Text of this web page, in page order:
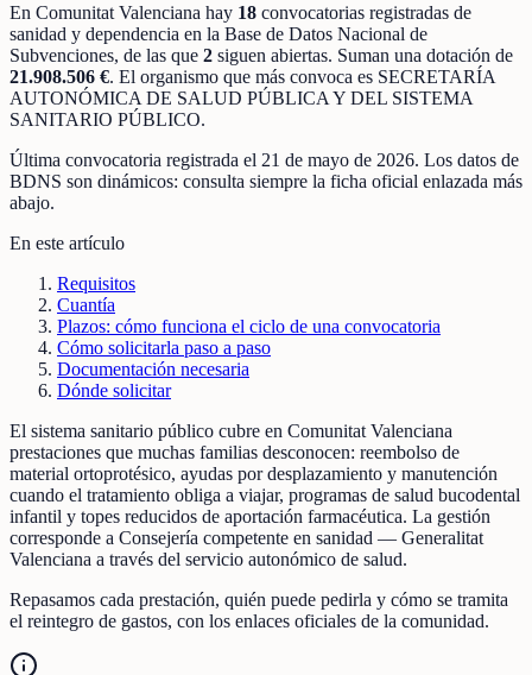
En Comunitat Valenciana hay 18 convocatorias registradas de
sanidad y dependencia en la Base de Datos Nacional de
Subvenciones, de las que 2 siguen abiertas. Suman una dotación de
21.908.506 €. El organismo que más convoca es SECRETARÍA
AUTONÓMICA DE SALUD PÚBLICA Y DEL SISTEMA
SANITARIO PÚBLICO.
Última convocatoria registrada el 21 de mayo de 2026. Los datos de
BDNS son dinámicos: consulta siempre la ficha oficial enlazada más
abajo.
En este artículo
Requisitos
Cuantía
Plazos: cómo funciona el ciclo de una convocatoria
Cómo solicitarla paso a paso
Documentación necesaria
Dónde solicitar
El sistema sanitario público cubre en Comunitat Valenciana
prestaciones que muchas familias desconocen: reembolso de
material ortoprotésico, ayudas por desplazamiento y manutención
cuando el tratamiento obliga a viajar, programas de salud bucodental
infantil y topes reducidos de aportación farmacéutica. La gestión
corresponde a Consejería competente en sanidad — Generalitat
Valenciana a través del servicio autonómico de salud.
Repasamos cada prestación, quién puede pedirla y cómo se tramita
el reintegro de gastos, con los enlaces oficiales de la comunidad.